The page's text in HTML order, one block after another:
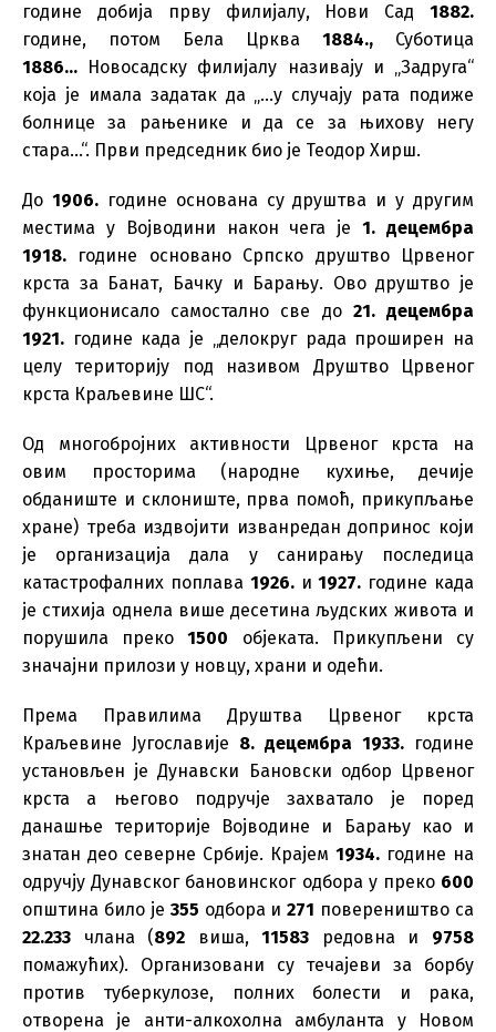
године добија прву филијалу, Нови Сад 1882.
године, потом Бела Црква 1884., Суботица
1886… Новосадску филијалу називају и „Задруга“
која је имала задатак да „…у случају рата подиже
болнице за рањенике и да се за њихову негу
стара…“. Први председник био је Теодор Хирш.
До 1906.године основана су друштва и у другим
местима у Војводини након чега је1. децембра
1918. године основано Српско друштво Црвеног
крста за Банат, Бачку и Барању. Ово друштво је
функционисало самостално све до 21. децембра
1921. године када је „делокруг рада проширен на
целу територију под називом Друштво Црвеног
крста Краљевине ШС“.
Од многобројних активности Црвеног крста на
овим просторима (народне кухиње, дечије
обданиште и склониште, прва помоћ, прикупљање
хране) треба издвојити изванредан допринос који
је организација дала у санирању последица
катастрофалних поплава 1926.и1927. године када
је стихија однела више десетина људских живота и
порушила преко1500 објеката. Прикупљени су
значајни прилози у новцу, храни и одећи.
Према Правилима Друштва Црвеног крста
Краљевине Југославије 8. децембра 1933. године
установљен је Дунавски Бановски одбор Црвеног
крста а његово подручје захватало је поред
данашње територије Војводине и Барању као и
знатан део северне Србије. Крајем 1934. године на
одручју Дунавског бановинског одбора у преко 600
општина било је 355 одбора и271 повереништво са
22.233 члана (892 виша,11583 редовна и 9758
помажућих). Организовани су течајеви за борбу
против туберкулозе, полних болести и рака,
отворена је анти-алкохолна амбуланта у Новом